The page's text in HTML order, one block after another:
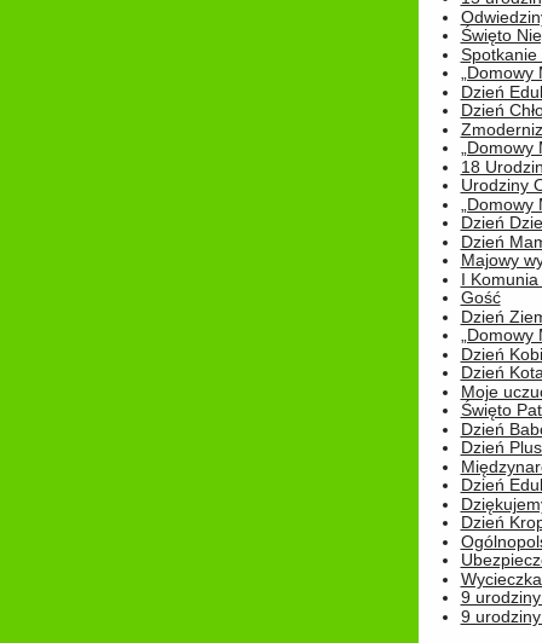
Święto
Spotkanie
Dzień
Dzień
18
Urodziny
Dzień
Dzień
Majowy
I
Gość
Dzień
Dzień
Dzień
Moje
Święto
Dzień
Dzień
Dzień
Dzień
9
9